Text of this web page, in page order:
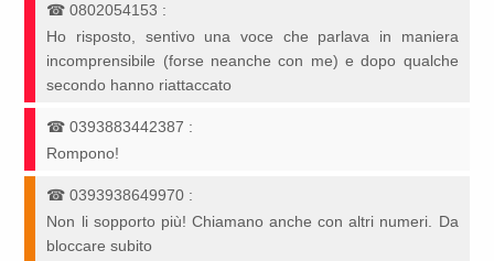
☎0802054153 :
Ho risposto, sentivo una voce che parlava in maniera
incomprensibile (forse neanche con me) e dopo qualche
secondo hanno riattaccato
☎0393883442387 :
Rompono!
☎0393938649970 :
Non li sopporto più! Chiamano anche con altri numeri. Da
bloccare subito